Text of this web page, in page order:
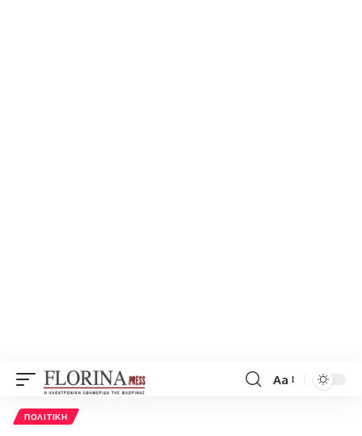
Font
Aa
ΠΟΛΙΤΙΚΉ